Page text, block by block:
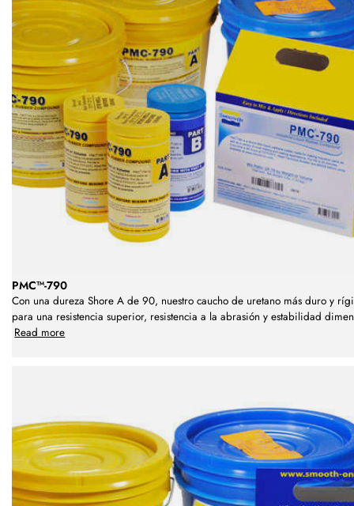
PMC™-790
Con una dureza Shore A de 90, nuestro caucho de uretano más duro y
para una resistencia superior, resistencia a la abrasión y estabilidad dimen
Read more